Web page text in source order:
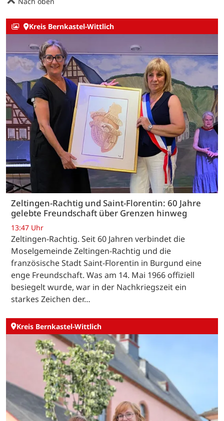
Kreis Bernkastel-Wittlich
Zeltingen-Rachtig und Saint-Florentin: 60 Jahre
gelebte Freundschaft über Grenzen hinweg
13:47 Uhr
Zeltingen-Rachtig. Seit 60 Jahren verbindet die
Moselgemeinde Zeltingen-Rachtig und die
französische Stadt Saint-Florentin in Burgund eine
enge Freundschaft. Was am 14. Mai 1966 offiziell
besiegelt wurde, war in der Nachkriegszeit ein
starkes Zeichen der…
Kreis Bernkastel-Wittlich